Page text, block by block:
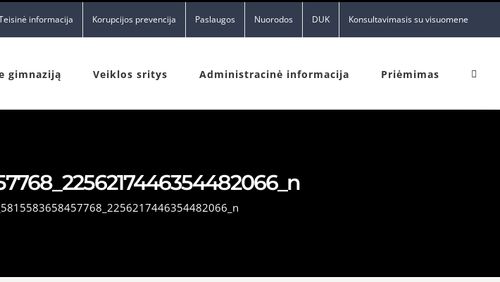
informacija Korupcijos prevencija Paslaugos Nuorodos DUK Konsultavimasis su visuomene
gimnaziją Veiklos sritys Administracinė informacija Priėmimas